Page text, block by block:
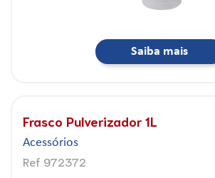
Saiba mais
Frasco Pulverizador 1L
Acessórios
Ref 972372